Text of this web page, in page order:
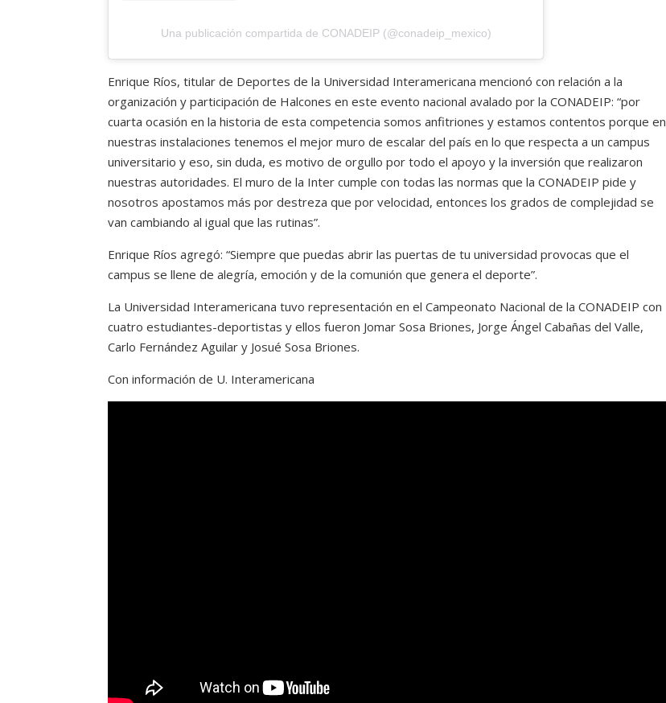
Una publicación compartida de CONADEIP (@conadeip_mexico)
Enrique Ríos, titular de Deportes de la Universidad Interamericana mencionó con relación a la
organización y participación de Halcones en este evento nacional avalado por la CONADEIP: “por
cuarta ocasión en la historia de esta competencia somos anfitriones y estamos contentos porque en
nuestras instalaciones tenemos el mejor muro de escalar del país en lo que respecta a un campus
universitario y eso, sin duda, es motivo de orgullo por todo el apoyo y la inversión que realizaron
nuestras autoridades. El muro de la Inter cumple con todas las normas que la CONADEIP pide y
nosotros apostamos más por destreza que por velocidad, entonces los grados de complejidad se
van cambiando al igual que las rutinas”.
Enrique Ríos agregó: “Siempre que puedas abrir las puertas de tu universidad provocas que el
campus se llene de alegría, emoción y de la comunión que genera el deporte”.
La Universidad Interamericana tuvo representación en el Campeonato Nacional de la CONADEIP con
cuatro estudiantes-deportistas y ellos fueron Jomar Sosa Briones, Jorge Ángel Cabañas del Valle,
Carlo Fernández Aguilar y Josué Sosa Briones.
Con información de U. Interamericana